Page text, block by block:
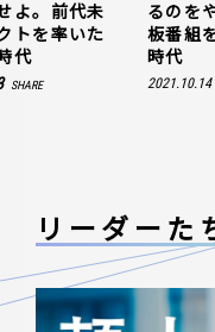
よ。前代未
トを率いた
代
SHARE
るのを
板番組
時代
2021.10.14
リーダーた